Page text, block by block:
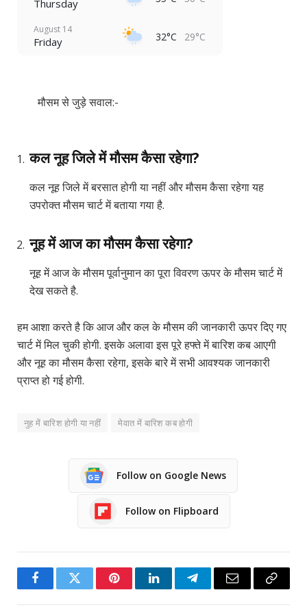
Thursday
August 14
Friday 32°C 29°C
मौसम से जुड़े सवाल:-
कल नूह जिले में मौसम कैसा रहेगा?
कल नूह जिले में बरसात होगी या नहीं और मौसम कैसा रहेगा यह
उपरोक्त मौसम चार्ट में बताया गया है.
नूह में आज का मौसम कैसा रहेगा?
नूह में आज के मौसम पूर्वानुमान का पूरा विवरण ऊपर के मौसम चार्ट में
देख सकते है.
हम आशा करते है कि आज और कल के मौसम की जानकारी ऊपर दिए गए
चार्ट में मिल चुकी होगी. इसके अलावा इस पूरे हफ्ते में बारिश कब आएगी
और नूह का मौसम कैसा रहेगा, इसके बारे में सभी आवश्यक जानकारी
प्राप्त हो गई होगी.
नुह में बारिश होगी या नहीं मेवात में बारिश कब होगी
Follow on Google News
Follow on Flipboard
FacebookTwitter PinterestLinkedInTelegramEmail
Copy